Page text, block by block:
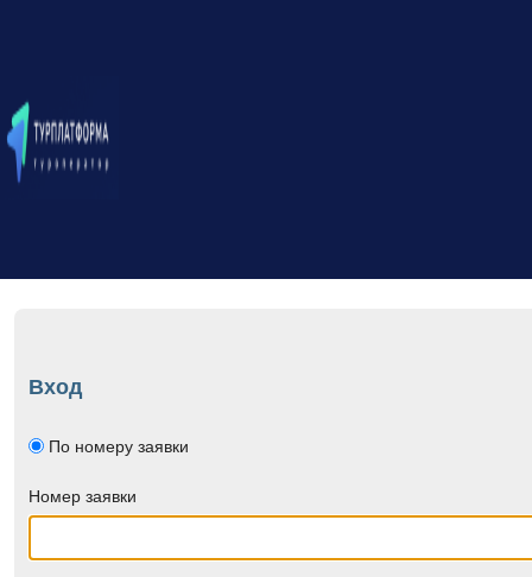
Вход
По номеру заявки
Номер заявки